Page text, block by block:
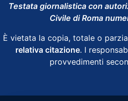
Testata giornalistica con
Civile di Roma
È vietata la copia, totale o
relativa citazione. I
provvedimenti